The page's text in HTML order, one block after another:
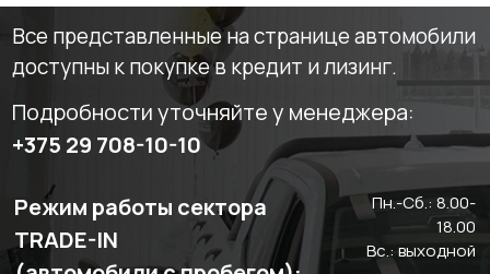
Все представленные на странице автомобили
доступны к покупке в кредит и лизинг.
Подробности уточняйте у менеджера:
+375 29 708-10-10
Режим работы сектора
TRADE-IN
Пн.-Сб.: 8.00-
18.00
Вс.: выходной